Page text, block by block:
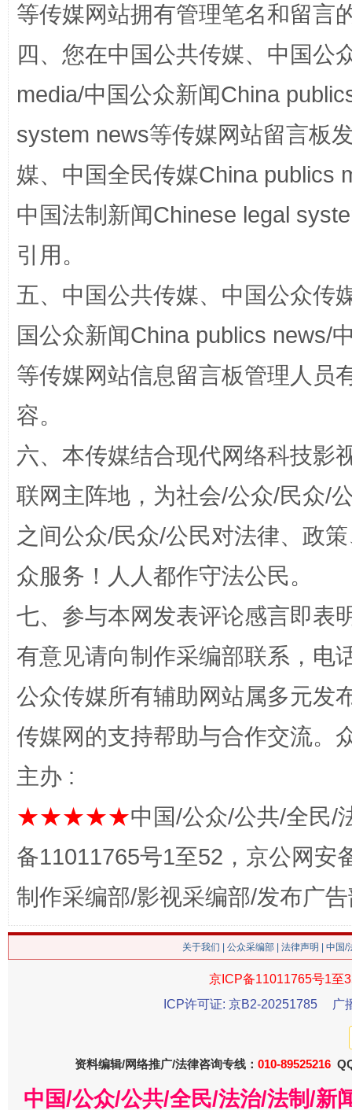
漫山遍野的桃花与雪山、麦地、白藏房 除
招工难、用工荒背后
网上购药对药下症？
今
等传媒网站拥有管理笔名和留言
四、您在中国公共传媒、中国公
media/中国公众新闻China
system news等传媒网站留言板
媒、中国全民传媒China publics
中国法制新闻Chinese legal
引用。
五、中国公共传媒、中国公众传
国公众新闻China publics news/
等传媒网站信息留言板管理人员
容。
六、本传媒结合现代网络科技影
联网主阵地，为社会/公众/民众/
之间公众/民众/公民对法律、政
众服务！人人都作守法公民。
七、参与本网发表评论感言即表
有意见请向制作采编部联系，电
公众传媒所有辅助网站属多元发
传媒网的支持帮助与合作交流。
主办 :
★★★★★中国/公众/公共/全民/
备11011765号1至52，京公网安
制作采编部/影视采编部/发布广
关于我们 公众采编部 法律声明 | 中国
京ICP备11011765号1至
ICP许可证: 京B2-20251785
广
资料编辑/网络推广/法律咨询专线： 010-89525216
中国/公众/公共/全民/法治/法制/新